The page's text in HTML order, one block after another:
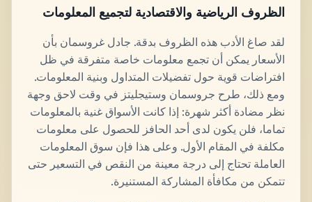
الظروف الرياضية والاقتصادية لتجميع المعلومات
لقد صاغ الأدب هذه الظروف بدقة. جادل غروسمان بأن
الأسعار يمكن أن تجمع معلومات خاصة متفرقة في ظل
افتراضات قوية حول تفضيلات المتداول وبنية المعلومات.
ومع ذلك، طرح جروسمان وستيجليتز في وقت لاحق وجهة
نظر مضادة أكثر شهرة: إذا كانت الأسواق غنية بالمعلومات
تماما، فلن يكون لدى أحد الحافز للحصول على معلومات
مكلفة في المقام الأول. وعلى هذا فإن سوق المعلومات
العاملة تحتاج إلى درجة معينة من النقص في التسعير حتى
تتمكن من مكافأة المشاركة المستنيرة.